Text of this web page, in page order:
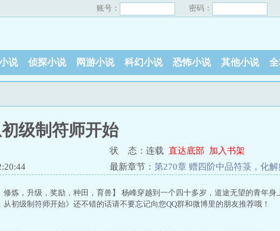
账号： 密码：
说 侦探小说 网游小说 科幻小说 恐怖小说 其他小说
级制符师开始
状 态：连载 直达底部
加入书架
最新章节： 第270章 赠四阶中品符箓，化
修炼，升级，奖励，种田，育兽】 杨峰穿越到一个四十多岁，道途无望的青年身
初级制符师开始》还不错的话请不要忘记向您QQ群和微博里的朋友推荐哦！